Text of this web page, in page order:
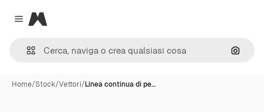
Close menu
Magnific
Cerca
Home/Stock/Vettori/Linea continua di pe…